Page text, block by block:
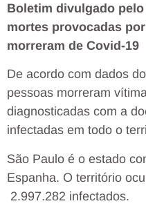
Boletim divulgado
mortes provocadas
morreram de Covid-19
De acordo com dados
pessoas morreram
diagnosticadas com a
infectadas em todo o
São Paulo é o estado
Espanha. O território
2.997.282 infectados.